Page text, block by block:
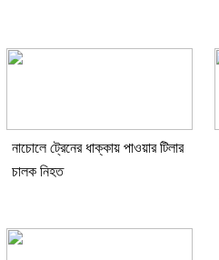
নাচোলে ট্রেনের ধাক্কায় পাওয়ার টিলার
চালক নিহত